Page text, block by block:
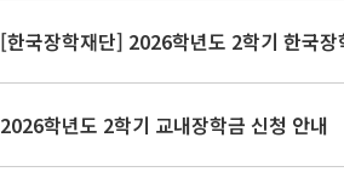
[한국장학재단] 2026학년도 2학기 한국
2026학년도 2학기 교내장학금 신청 안내